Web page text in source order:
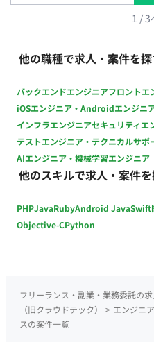
ただける方を探しております
か月で終了となりました。 項
連携した仕様検討、実装、リ
1 /3
他の職種で求人・案件を
バックエンドエンジニアフロントエ
iOSエンジニア・Androidエンジニ
インフラエンジニアセキュリティエ
テストエンジニア・テクニカルサポ
AIエンジニア・機械学習エンジニア
他のスキルで求人・案件
PHPJavaRubyAndroid JavaSwift
Objective-CPython
フリーランス・副業・業務委託の
（旧クラウドテック）
> エンジニ
スの案件一覧